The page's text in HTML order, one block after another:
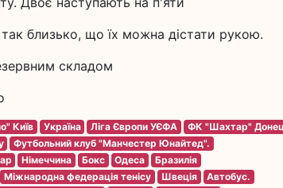
близько, що їх можна дістати рукою.
складом
Київ Україна Ліга Європи УЄФА
ФК "Шахтар"
Футбольний клуб "Манчестер Юнайтед".
Німеччина Бокс Одеса
Бразилія
Міжнародна федерація тенісу Швеція
Автобус.